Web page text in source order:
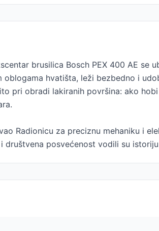
brusilica Bosch PEX 400 AE
hvatišta, leži bezbedno i
pri obradi lakiranih površina: ako
Radionicu za preciznu mehaniku i
posvećenost vodili su